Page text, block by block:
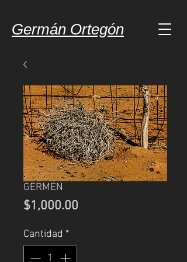
Germán Ortegón
GERMEN
$1,000.00
Cantidad *